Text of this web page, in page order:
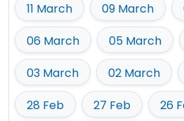
11 March
09 March
06 March
05 March
03 March
02 March
28 Feb
27 Feb 26